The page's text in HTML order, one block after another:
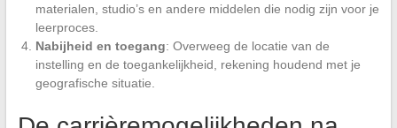
materialen, studio’s en andere middelen die nodig zijn voor je
leerproces.
Nabijheid en toegang: Overweeg de locatie van de
instelling en de toegankelijkheid, rekening houdend met je
geografische situatie.